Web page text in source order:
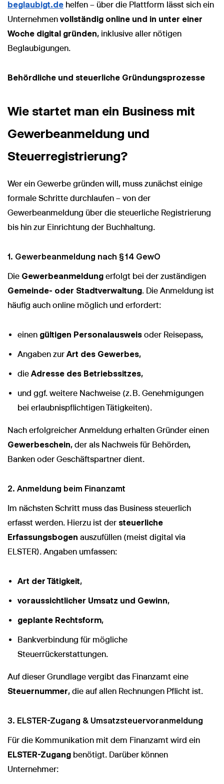
beglaubigt.de helfen – über die Plattform lässt sich ein
Unternehmen vollständig online und in unter einer
Woche digital gründen, inklusive aller nötigen
Beglaubigungen.
Behördliche und steuerliche Gründungsprozesse
Wie startet man ein Business mit
Gewerbeanmeldung und
Steuerregistrierung?
Wer ein Gewerbe gründen will, muss zunächst einige
formale Schritte durchlaufen – von der
Gewerbeanmeldung über die steuerliche Registrierung
bis hin zur Einrichtung der Buchhaltung.
1. Gewerbeanmeldung nach § 14 GewO
Die Gewerbeanmeldung erfolgt bei der zuständigen
Gemeinde- oder Stadtverwaltung. Die Anmeldung ist
häufig auch online möglich und erfordert:
einen gültigen Personalausweis oder Reisepass,
Angaben zur Art des Gewerbes,
die Adresse des Betriebssitzes,
und ggf. weitere Nachweise (z. B. Genehmigungen
bei erlaubnispflichtigen Tätigkeiten).
Nach erfolgreicher Anmeldung erhalten Gründer einen
Gewerbeschein, der als Nachweis für Behörden,
Banken oder Geschäftspartner dient.
2. Anmeldung beim Finanzamt
Im nächsten Schritt muss das Business steuerlich
erfasst werden. Hierzu ist der steuerliche
Erfassungsbogen auszufüllen (meist digital via
ELSTER). Angaben umfassen:
Art der Tätigkeit,
voraussichtlicher Umsatz und Gewinn,
geplante Rechtsform,
Bankverbindung für mögliche
Steuerrückerstattungen.
Auf dieser Grundlage vergibt das Finanzamt eine
Steuernummer, die auf allen Rechnungen Pflicht ist.
3. ELSTER-Zugang & Umsatzsteuervoranmeldung
Für die Kommunikation mit dem Finanzamt wird ein
ELSTER-Zugang benötigt. Darüber können
Unternehmer: